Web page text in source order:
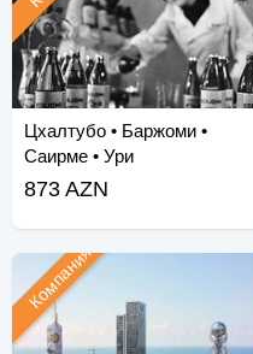
Цхалтубо • Баржоми •
Саирме • Ури
873 AZN
Компания